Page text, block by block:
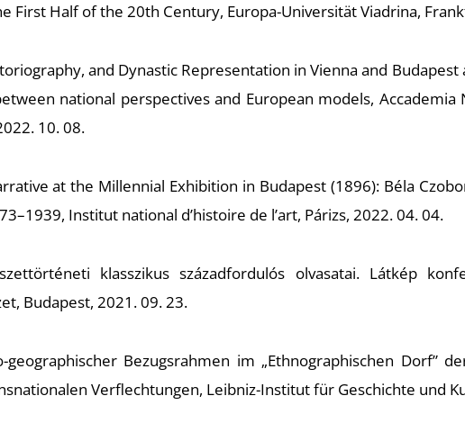
First Half of the 20th Century, Europa-Universität Viadrina,
and Dynastic Representation in Vienna and
national perspectives and European models, Accademia
10. 08.
at the Millennial Exhibition in Budapest (1896): Béla
Institut national d’histoire de l’art, Párizs, 2022. 04. 04.
klasszikus századfordulós olvasatai. Látkép
Budapest, 2021. 09. 23.
Bezugsrahmen im „Ethnographischen Dorf”
Verflechtungen, Leibniz-Institut für Geschichte und